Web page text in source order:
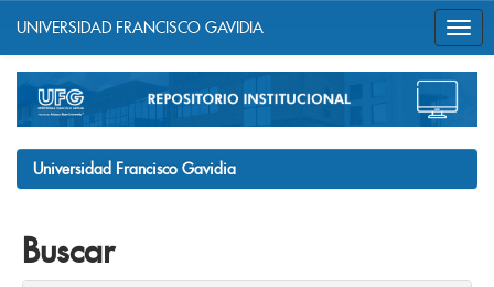
navigation
UNIVERSIDAD FRANCISCO GAVIDIA
Universidad Francisco Gavidia
Buscar